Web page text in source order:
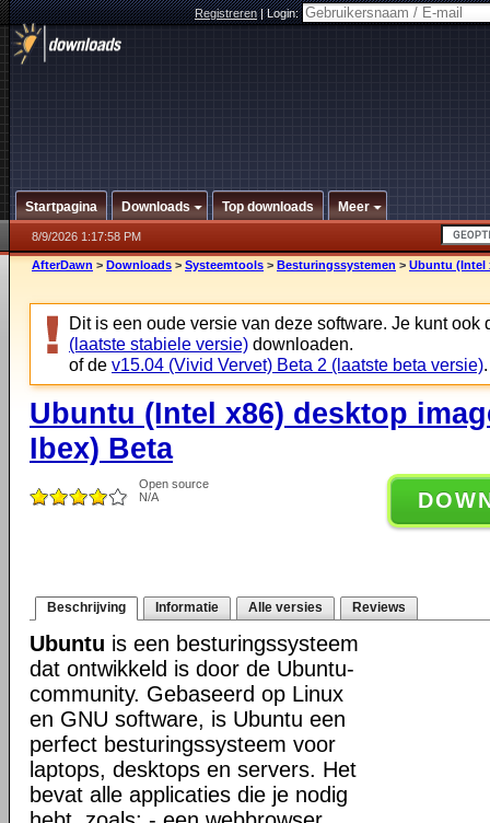
Registreren|Login:
Startpagina Downloads Top downloads Meer
8/9/2026 1:17:58 PM
AfterDawn > Downloads > Systeemtools > Besturingssystemen > Ubuntu (Intel
Dit is een oude versie van deze software. Je kunt ook
(laatste stabiele versie) downloaden.
of de v15.04 (Vivid Vervet) Beta 2 (laatste beta versie).
Ubuntu (Intel x86) desktop
Ibex) Beta
Open source
N/A
Beschrijving Informatie Alle versies Reviews
Ubuntu is een besturingssysteem
dat ontwikkeld is door de Ubuntu-
community. Gebaseerd op Linux
en GNU software, is Ubuntu een
perfect besturingssysteem voor
laptops, desktops en servers. Het
bevat alle applicaties die je nodig